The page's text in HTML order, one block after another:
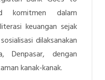
komitmen dalam
keuangan sejak
dilaksanakan
Denpasar, dengan
kanak-kanak.